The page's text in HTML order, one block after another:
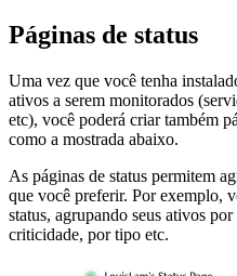
Páginas de status
Uma vez que você tenha
ativos a serem monitorados
etc), você poderá criar também
como a mostrada abaixo.
As páginas de status permitem
que você preferir. Por exemplo,
status, agrupando seus ativos
criticidade, por tipo etc.